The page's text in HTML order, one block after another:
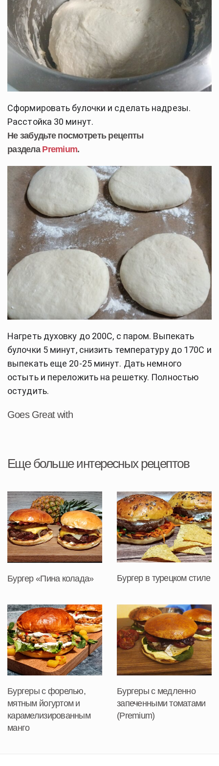
Сформировать булочки и сделать надрезы.
Расстойка 30 минут.
Не забудьте посмотреть рецепты
раздела Premium.
Нагреть духовку до 200C, с паром. Выпекать
булочки 5 минут, снизить температуру до 170C и
выпекать еще 20-25 минут. Дать немного
остыть и переложить на решетку. Полностью
остудить.
Goes Great with
Еще больше интересных рецептов
Бургер «Пина колада» Бургер в турецком стиле
Бургеры с форелью,
мятным йогуртом и
карамелизированным
манго
Бургеры с медленно
запеченными томатами
(Premium)